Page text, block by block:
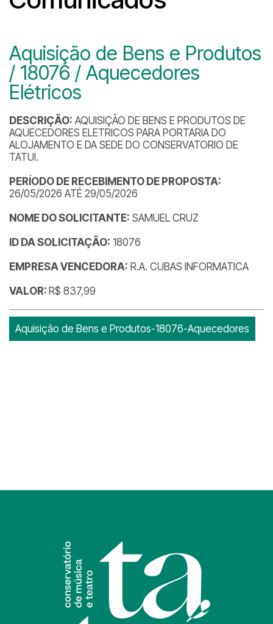
Aquisição de Bens e Produtos
/ 18076 / Aquecedores
Elétricos
DESCRIÇÃO: AQUISIÇÃO DE BENS E PRODUTOS DE
AQUECEDORES ELETRICOS PARA PORTARIA DO
ALOJAMENTO E DA SEDE DO CONSERVATORIO DE
TATUI.
PERÍODO DE RECEBIMENTO DE PROPOSTA:
26/05/2026 ATÉ 29/05/2026
NOME DO SOLICITANTE: SAMUEL CRUZ
ID DA SOLICITAÇÃO: 18076
EMPRESA VENCEDORA: R.A. CUBAS INFORMATICA
VALOR: R$ 837,99
Aquisição de Bens e Produtos-18076-Aquecedores